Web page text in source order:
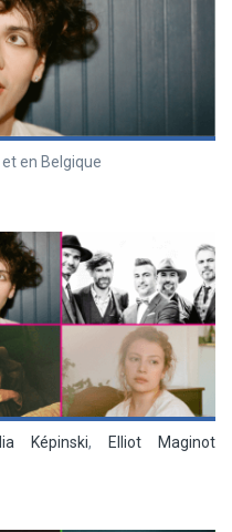
en Belgique
Képinski,
Elliot Maginot